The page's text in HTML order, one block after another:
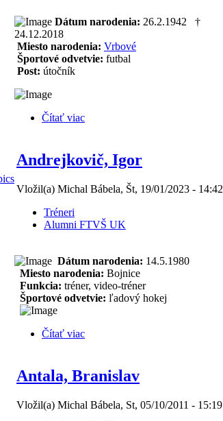
Dátum narodenia: 26.2.1942 †
24.12.2018
Miesto narodenia: Vrbové
Športové odvetvie: futbal
Post: útočník
Čítať viac
Andrejkovič, Igor
Vložil(a) Michal Bábela, Št, 19/01/2023 - 14:42
Tréneri
Alumni FTVŠ UK
Dátum narodenia: 14.5.1980
Miesto narodenia: Bojnice
Funkcia: tréner, video-tréner
Športové odvetvie: ľadový hokej
Čítať viac
Antala, Branislav
Vložil(a) Michal Bábela, St, 05/10/2011 - 15:19